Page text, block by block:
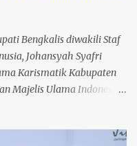
keprihatinannya
dalam beberapa hari
Bengkalis diwakili Staf
Johansyah Syafri
Karismatik Kabupaten
Majelis Ulama Indonesia
tokoh selaku narasumber,